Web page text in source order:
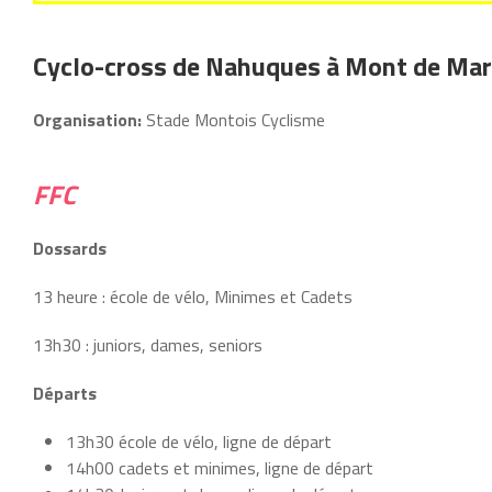
Cyclo-cross de Nahuques à Mont de
Organisation: Stade Montois Cyclisme
FFC
Dossards
13 heure : école de vélo, Minimes et Cadets
13h30 : juniors, dames, seniors
Départs
13h30 école de vélo, ligne de départ
14h00 cadets et minimes, ligne de départ